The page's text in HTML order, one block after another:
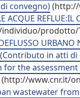
convegno)
ACQUE
prodotto/
(Contributo in atti
for the
(http://www.cnr.it/
wastewater